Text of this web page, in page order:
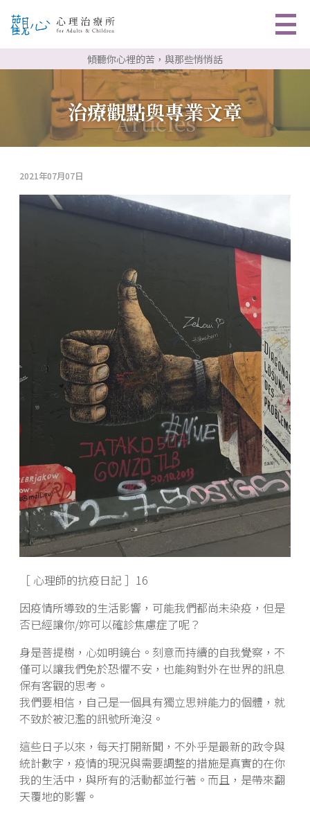
傾聽你心裡的苦，與那些悄悄話
關於我們
心理治療
預約諮詢
專業文章
治療觀點與專業文章
Articles
2021年07月07日
［ 心理師的抗疫日記 ］16
因疫情所導致的生活影響，可能我們都尚未染疫，但是
否已經讓你/妳可以確診焦慮症了呢？
身是菩提樹，心如明鏡台。刻意而持續的自我覺察，不
僅可以讓我們免於恐懼不安，也能夠對外在世界的訊息
保有客觀的思考。
我們要相信，自己是一個具有獨立思辨能力的個體，就
不致於被氾濫的訊號所淹沒。
這些日子以來，每天打開新聞，不外乎是最新的政令與
統計數字，疫情的現況與需要調整的措施是真實的在你
我的生活中，與所有的活動都並行著。而且，是帶來翻
天覆地的影響。